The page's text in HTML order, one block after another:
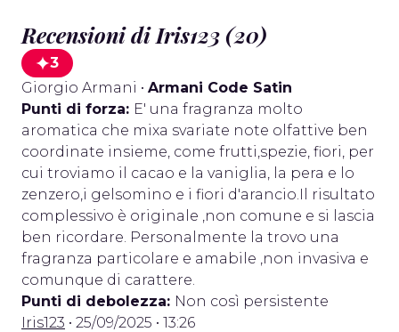
Recensioni di Iris123 (20)
3
Giorgio Armani • Armani Code Satin
Punti di forza: E' una fragranza molto
aromatica che mixa svariate note olfattive ben
coordinate insieme, come frutti,spezie, fiori, per
cui troviamo il cacao e la vaniglia, la pera e lo
zenzero,i gelsomino e i fiori d'arancio.Il risultato
complessivo è originale ,non comune e si lascia
ben ricordare. Personalmente la trovo una
fragranza particolare e amabile ,non invasiva e
comunque di carattere.
Punti di debolezza: Non così persistente
Iris123 • 25/09/2025 • 13:26